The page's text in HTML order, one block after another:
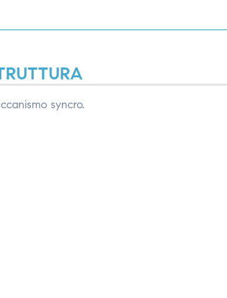
syncro.